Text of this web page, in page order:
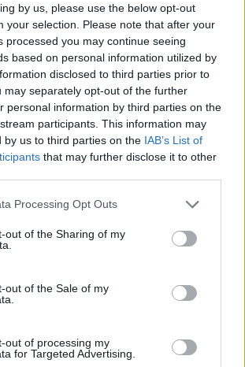
by us, please use the below opt-out
your selection. Please note that after your
processed you may continue seeing
based on personal information utilized by
disclosed to third parties prior to
may separately opt-out of the further
personal information by third parties on the
participants. This information may
by us to third parties on the IAB’s List of
that may further disclose it to other
Processing Opt Outs
out of the Sharing of my
out of the Sale of my
out of processing my
for Targeted Advertising.
Portugal Feyenoord in de
rond Hadj Moussa?
tot contractontbinding: het
verhaal van Calvin Stengs
gewoon mijn vader': Shaqueel
over Robin van Persie
Zechiël?
terug op historische afstraffing: "Die
ik nog altijd"
opnieuw vader: bijzonder nieuws in
raakt draad kwijt tijdens open dag